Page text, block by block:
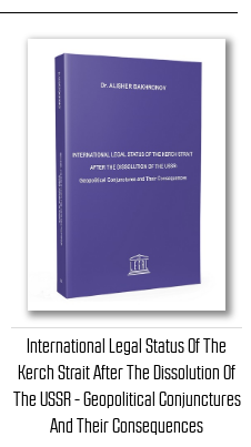
International Legal Status Of The
Kerch Strait After The Dissolution Of
The USSR - Geopolitical Conjunctures
And Their Consequences